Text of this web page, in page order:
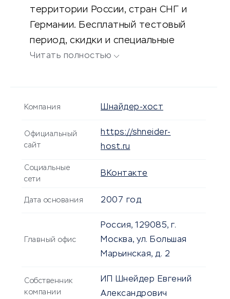
территории России, стран СНГ и
Германии. Бесплатный тестовый
период, скидки и специальные
предложения.
Читать полностью
Компания Шнайдер-хост
Официальный
сайт
https://shneider-
host.ru
Социальные
сети
ВКонтакте
Дата основания 2007 год
Главный офис
Россия, 129085, г.
Москва, ул. Большая
Марьинская, д. 2
Собственник
компании
ИП Шнейдер Евгений
Александрович